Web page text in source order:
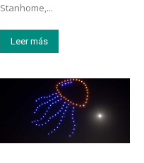
Stanhome,...
Leer más